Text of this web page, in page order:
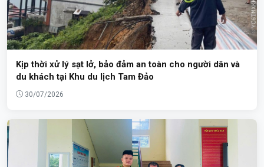
Kịp thời xử lý sạt lở, bảo đảm an toàn cho người dân và
du khách tại Khu du lịch Tam Đảo
30/07/2026